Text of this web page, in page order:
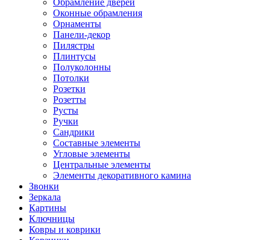
Обрамление дверей
Оконные обрамления
Орнаменты
Панели-декор
Пилястры
Плинтусы
Полуколонны
Потолки
Розетки
Розетты
Русты
Ручки
Сандрики
Составные элементы
Угловые элементы
Центральные элементы
Элементы декоративного камина
Звонки
Зеркала
Картины
Ключницы
Ковры и коврики